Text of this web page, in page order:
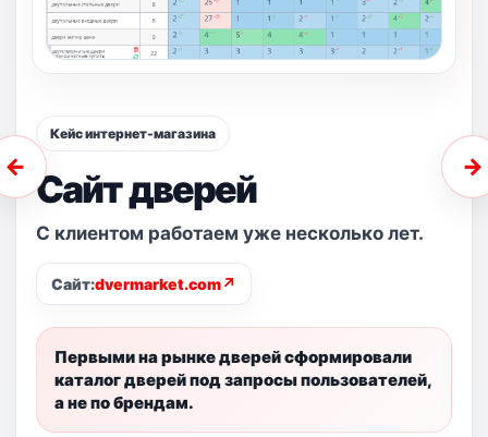
←
Кейс интернет-магазина
Сайт дверей
С клиентом работаем уже несколько лет.
Сайт:dvermarket.com↗
Первыми на рынке дверей сформировали
каталог дверей под запросы пользователей,
а не по брендам.
→